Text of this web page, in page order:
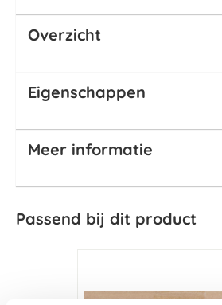
Overzicht
Eigenschappen
Meer informatie
Passend bij dit product